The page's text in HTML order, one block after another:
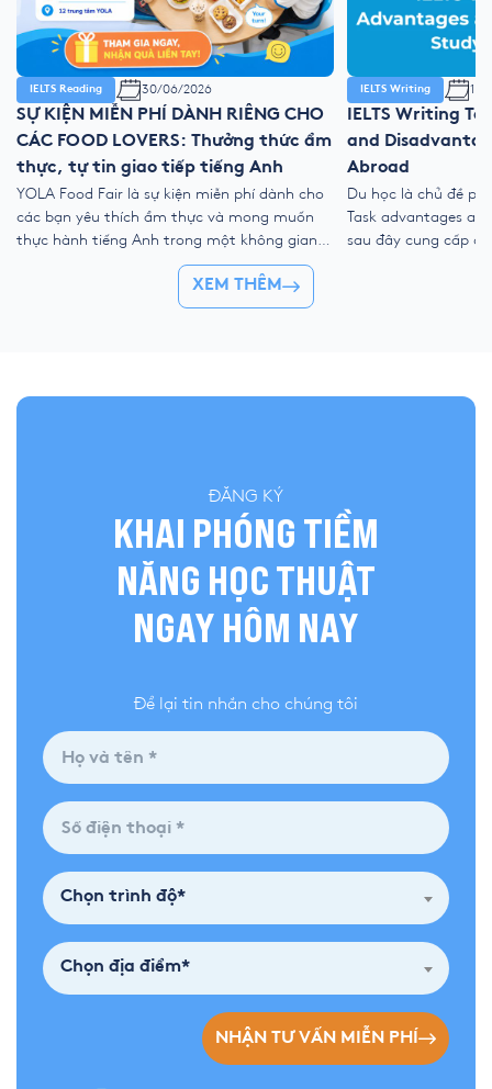
IELTS Reading 30/06/2026
SỰ KIỆN MIỄN PHÍ DÀNH RIÊNG CHO
CÁC FOOD LOVERS: Thưởng thức ẩm
thực, tự tin giao tiếp tiếng Anh
YOLA Food Fair là sự kiện miễn phí dành cho
các bạn yêu thích ẩm thực và mong muốn
thực hành tiếng Anh trong một không gian
gần gũi, vui vẻ và nhiều trải nghiệm tương
tác. Tại sự kiện, học viên có thể mang món
ăn yêu thích đến YOLA, cùng bạn bè thưởng
IELTS Writing 11/
IELTS Writing
and
Abroad
Du học là chủ đề
Task advantages
sau đây cung cấp
XEM THÊM
ĐĂNG KÝ
KHAI PHÓNG TIỀM
NĂNG HỌC THUẬT
NGAY HÔM NAY
Để lại tin nhắn cho chúng tôi
Chọn trình độ*
Chọn địa điểm*
NHẬN TƯ VẤN MIỄN PHÍ